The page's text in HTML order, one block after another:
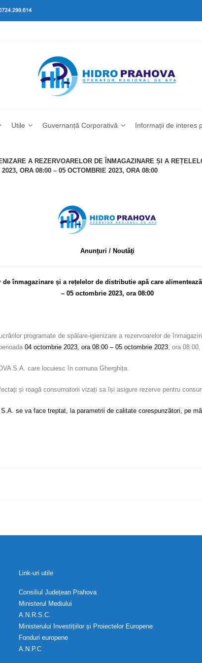
Utile Guvernanță Corporativă Informații de interes
A REZERVOARELOR DE ÎNMAGAZINARE ȘI A
ORA 08:00 – 05 OCTOMBRIE 2023, ORA 08:00
Anunţuri / Noutăţi
înmagazinare și a rețelelor de distributie apă care
– 05 octombrie 2023, ora 08:00
programate de spălare-igienizare a rezervoarelor de
04 octombrie 2023, ora 08:00 – 05 octombrie 2023, ora
S.A. care locuiesc în comuna Gherghița.
și roagă consumatorii vizați sa își asigure rezerve pentru
se va face treptat, la parametrii de calitate corespunzători, pe
Link-uri utile
Consiliul Județean Prahova
Ministerul Mediului
A.N.R.S.C.
Ministerului Investițiilor și Proiectelor Europene
Fonduri europene
A.N.P.C